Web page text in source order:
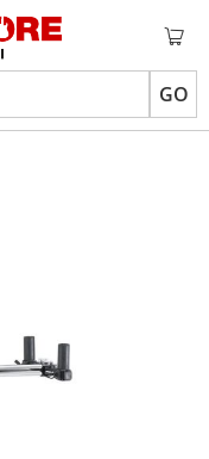
GO